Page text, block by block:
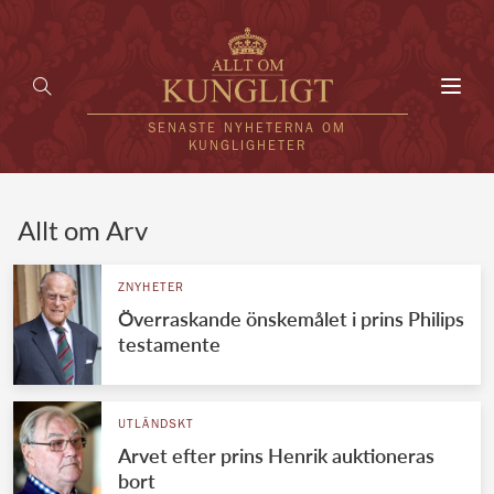
SENASTE NYHETERNA OM
KUNGLIGHETER
UTLÄNDSKT
VÄRLDENS KUNGAHUS
Svenska kungahuset
REDAKTION
Allt om Arv
ZNYHETER
Överraskande önskemålet i prins Philips
testamente
UTLÄNDSKT
Arvet efter prins Henrik auktioneras
bort